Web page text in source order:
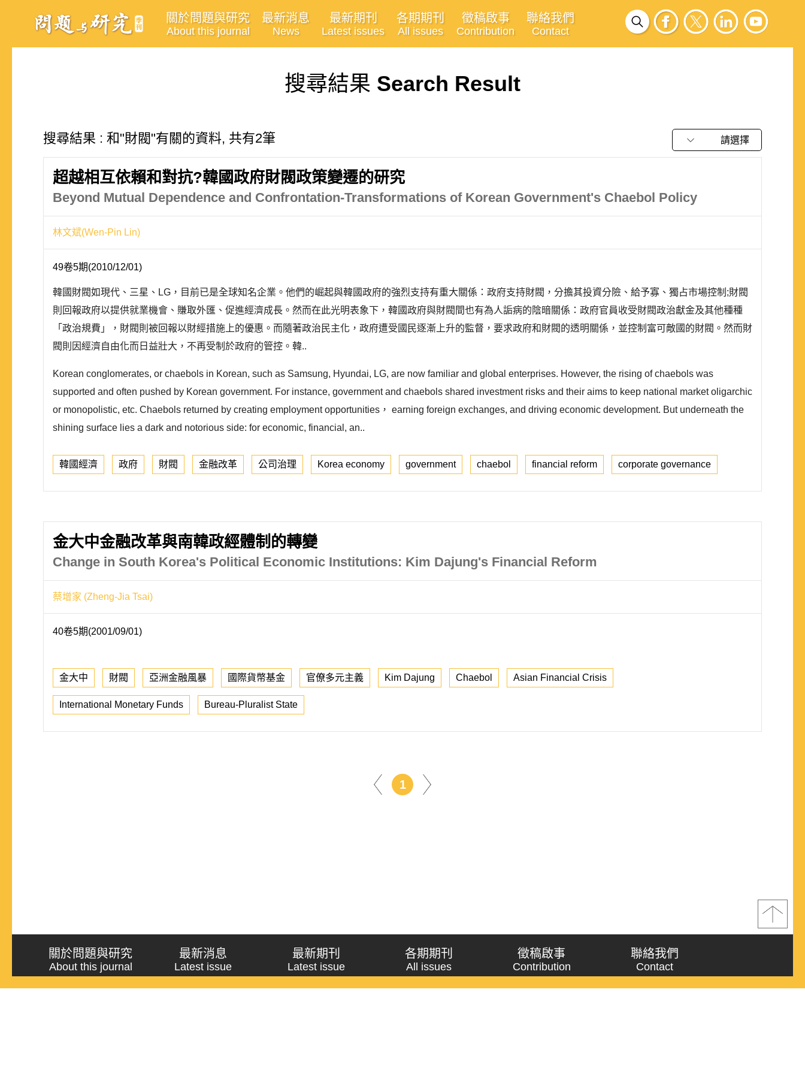
關於問題與研究
About this journal
最新消息
News
最新期刊
Latest issues
各期期刊
All issues
徵稿啟事
Contribution
聯絡我們
Contact
搜尋結果 Search Result
搜尋結果 : 和"財閥"有關的資料, 共有2筆 請選擇
超越相互依賴和對抗?韓國政府財閥政策變遷的研究
Beyond Mutual Dependence and Confrontation-Transformations of Korean Government's Chaebol Policy
林文斌(Wen-Pin Lin)
49卷5期(2010/12/01)
韓國財閥如現代、三星、LG，目前已是全球知名企業。他們的崛起與韓國政府的強烈支持有重大關係：政府支持財閥，分擔其投資分險、給予寡、獨占市場控制;財閥
則回報政府以提供就業機會、賺取外匯、促進經濟成長。然而在此光明表象下，韓國政府與財閥間也有為人詬病的陰暗關係：政府官員收受財閥政治獻金及其他種種
「政治規費」，財閥則被回報以財經措施上的優惠。而隨著政治民主化，政府遭受國民逐漸上升的監督，要求政府和財閥的透明關係，並控制富可敵國的財閥。然而財
閥則因經濟自由化而日益壯大，不再受制於政府的管控。韓..
Korean conglomerates, or chaebols in Korean, such as Samsung, Hyundai, LG, are now familiar and global enterprises. However, the rising of chaebols was
supported and often pushed by Korean government. For instance, government and chaebols shared investment risks and their aims to keep national market oligarchic
or monopolistic, etc. Chaebols returned by creating employment opportunities， earning foreign exchanges, and driving economic development. But underneath the
shining surface lies a dark and notorious side: for economic, financial, an..
韓國經濟 政府 財閥 金融改革 公司治理 Korea economy government chaebol financial reform corporate governance
金大中金融改革與南韓政經體制的轉變
Change in South Korea's Political Economic Institutions: Kim Dajung's Financial Reform
蔡增家 (Zheng-Jia Tsai)
40卷5期(2001/09/01)
金大中 財閥 亞洲金融風暴 國際貨幣基金 官僚多元主義 Kim Dajung Chaebol Asian Financial Crisis
International Monetary Funds Bureau-Pluralist State
1
關於問題與研究
About this journal
最新消息
Latest issue
最新期刊
Latest issue
各期期刊
All issues
徵稿啟事
Contribution
聯絡我們
Contact